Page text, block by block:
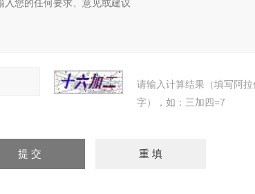
请输入计算结果（填写阿拉
字），如：三加四=7